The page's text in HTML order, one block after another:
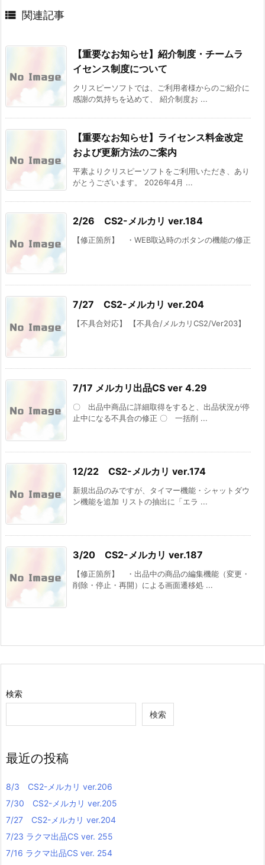
 関連記事
【重要なお知らせ】紹介制度・チームラ
イセンス制度について
クリスピーソフトでは、ご利用者様からのご紹介に
感謝の気持ちを込めて、 紹介制度お ...
【重要なお知らせ】ライセンス料金改定
および更新方法のご案内
平素よりクリスピーソフトをご利用いただき、あり
がとうございます。 2026年4月 ...
2/26 CS2-メルカリ ver.184
【修正箇所】 ・WEB取込時のボタンの機能の修正
7/27 CS2-メルカリ ver.204
【不具合対応】 【不具合/メルカリCS2/Ver203】
7/17 メルカリ出品CS ver 4.29
〇 出品中商品に詳細取得をすると、出品状況が停
止中になる不具合の修正 〇 一括削 ...
12/22 CS2-メルカリ ver.174
新規出品のみですが、タイマー機能・シャットダウ
ン機能を追加 リストの抽出に「エラ ...
3/20 CS2-メルカリ ver.187
【修正箇所】 ・出品中の商品の編集機能（変更・
削除・停止・再開）による画面遷移処 ...
検索
検索
最近の投稿
8/3 CS2-メルカリ ver.206
7/30 CS2-メルカリ ver.205
7/27 CS2-メルカリ ver.204
7/23 ラクマ出品CS ver. 255
7/16 ラクマ出品CS ver. 254